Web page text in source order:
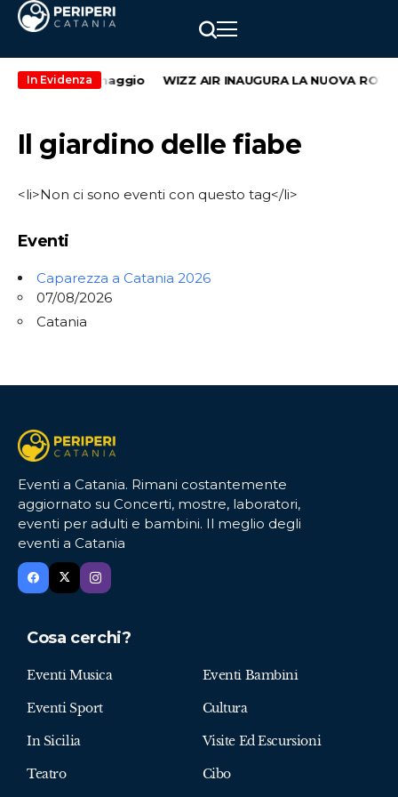
In Evidenza
weekend di maggio WIZZ AIR INAUGURA LA NUOVA
Il giardino delle fiabe
<li>Non ci sono eventi con questo tag</li>
Eventi
Caparezza a Catania 2026
07/08/2026
Catania
Eventi a Catania. Rimani costantemente
aggiornato su Concerti, mostre, laboratori,
eventi per adulti e bambini. Il meglio degli
eventi a Catania
Cosa cerchi?
Eventi Musica Eventi Bambini
Eventi Sport Cultura
In Sicilia Visite Ed Escursioni
Teatro Cibo